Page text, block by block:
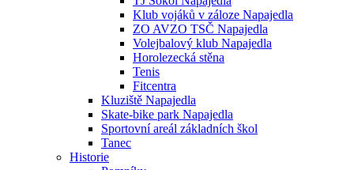
Klub vojáků v záloze Napajedla
ZO AVZO TSČ Napajedla
Volejbalový klub Napajedla
Horolezecká stěna
Tenis
Fitcentra
Kluziště Napajedla
Skate-bike park Napajedla
Sportovní areál základních škol
Tanec
Historie